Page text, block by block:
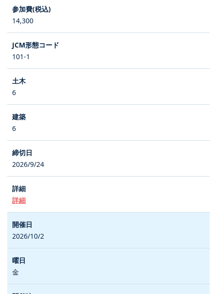
14,300
101-1
6
6
2026/9/24
詳細
2026/10/2
金